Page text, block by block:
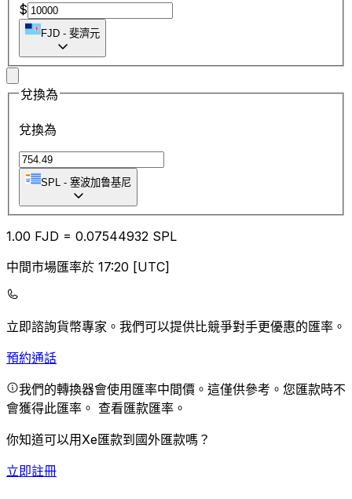
$
FJD - 斐濟元
兌換為
兌換為
SPL - 塞波加鲁基尼
1.00 FJD = 0.07544932 SPL
中間市場匯率於 17:20 [UTC]
立即諮詢貨幣專家。 我們可以提供比競爭對手更優惠的匯率。
預約通話
我們的轉換器會使用匯率中間價。這僅供參考。您匯款時不
會獲得此匯率。 查看匯款匯率。
你知道可以用Xe匯款到國外匯款嗎？
立即註冊